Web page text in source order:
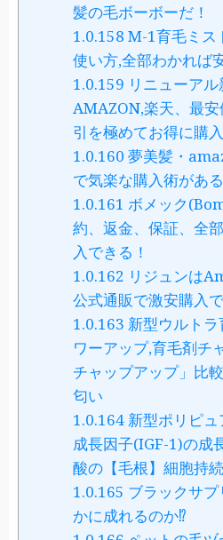
髪の毛ボーボーだ！
1.0.158 M-1育毛ミス
使い方,全部わかれば
1.0.159 リニューアル
AMAZON,楽天、最
引を極めてお得に購
1.0.160 夢美髪・
で気楽な購入術があ
1.0.161 ボメック
約、返金、保証、全
入できる！
1.0.162 リジュンは
公式通販で激安購入
1.0.163 新型ウルト
ワーアップ,育毛剤チ
チャップアップ」比
匂い
1.0.164 新型ポリピ
成長因子(IGF-1)の成
酸の【毛根】細胞持続
1.0.165 ブラックサ
かに成れるのか⁉